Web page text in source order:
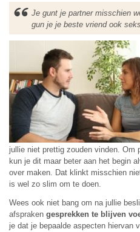
Je gunt je partner misschien
gun je je beste vriend ook
jullie niet prettig zouden vinden. Om
kun je dit maar beter aan het begin
over maken. Dat klinkt misschien
is wel zo slim om te doen.
Wees ook niet bang om na jullie
afspraken gesprekken te blijven
je dat je bepaalde aspecten hiervan